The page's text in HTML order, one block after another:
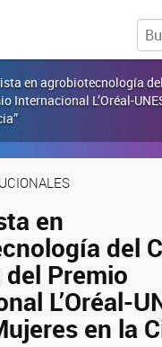
en agrobiotecnología del
Internacional L’Oréal-
en
del
Premio
L’Oréal-
en la